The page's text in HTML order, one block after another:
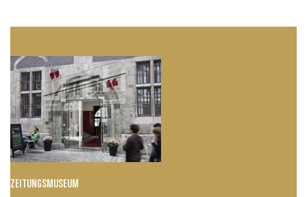
ZEITUNGSMUSEUM